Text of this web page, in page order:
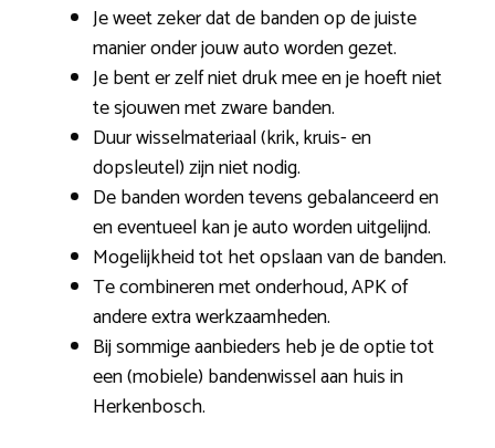
Je weet zeker dat de banden op de juiste
manier onder jouw auto worden gezet.
Je bent er zelf niet druk mee en je hoeft niet
te sjouwen met zware banden.
Duur wisselmateriaal (krik, kruis- en
dopsleutel) zijn niet nodig.
De banden worden tevens gebalanceerd en
en eventueel kan je auto worden uitgelijnd.
Mogelijkheid tot het opslaan van de banden.
Te combineren met onderhoud, APK of
andere extra werkzaamheden.
Bij sommige aanbieders heb je de optie tot
een (mobiele) bandenwissel aan huis in
Herkenbosch.